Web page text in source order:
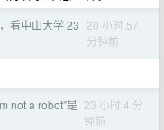
看中山大学 23 20 小时 57
分钟前
not a robot”是 23 小时 4 分
钟前